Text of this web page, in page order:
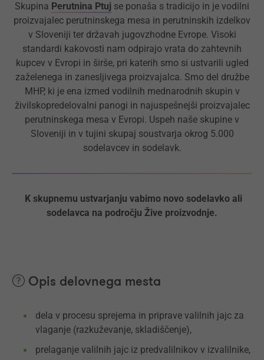
Skupina Perutnina Ptuj se ponaša s tradicijo in je vodilni
proizvajalec perutninskega mesa in perutninskih izdelkov
v Sloveniji ter državah jugovzhodne Evrope. Visoki
standardi kakovosti nam odpirajo vrata do zahtevnih
kupcev v Evropi in širše, pri katerih smo si ustvarili ugled
zaželenega in zanesljivega proizvajalca. Smo del družbe
MHP, ki je ena izmed vodilnih mednarodnih skupin v
živilskopredelovalni panogi in najuspešnejši proizvajalec
perutninskega mesa v Evropi. Uspeh naše skupine v
Sloveniji in v tujini skupaj soustvarja okrog 5.000
sodelavcev in sodelavk.
K skupnemu ustvarjanju vabimo novo sodelavko ali
sodelavca na področju Žive proizvodnje.
Opis delovnega mesta
dela v procesu sprejema in priprave valilnih jajc za
vlaganje (razkuževanje, skladiščenje),
prelaganje valilnih jajc iz predvalilnikov v izvalilnike,